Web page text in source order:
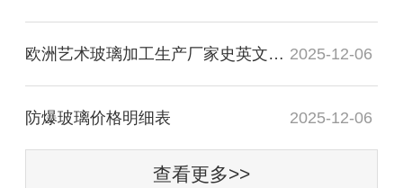
欧洲艺术玻璃加工生产厂家史英文名词解释 2025-12-06
防爆玻璃价格明细表 2025-12-06
查看更多>>